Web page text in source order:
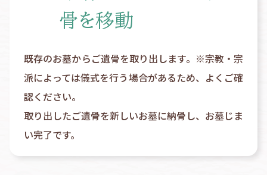
骨を移動
既存のお墓からご遺骨を取り出します。※宗教・宗
派によっては儀式を行う場合があるため、よくご確
認ください。
取り出したご遺骨を新しいお墓に納骨し、お墓じま
い完了です。